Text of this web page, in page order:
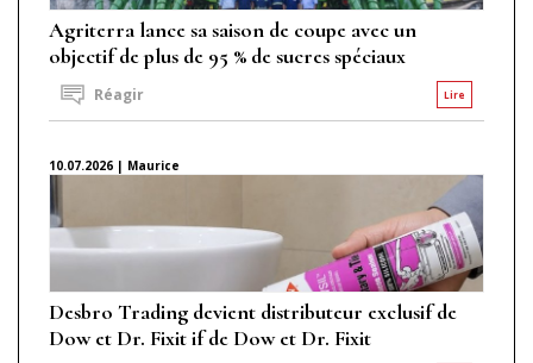
Agriterra lance sa saison de coupe avec un
objectif de plus de 95 % de sucres spéciaux
Lire
Réagir
10.07.2026 | Maurice
Desbro Trading devient distributeur exclusif de
Dow et Dr. Fixit if de Dow et Dr. Fixit